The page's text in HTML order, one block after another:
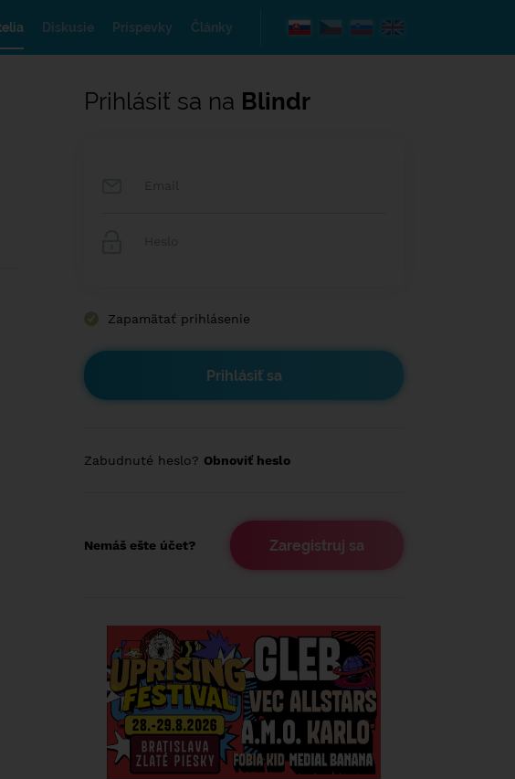
Diskusie Príspevky Články
Prihlásiť sa na Blindr
Zapamätať prihlásenie
Zabudnuté heslo? Obnoviť heslo
Nemáš ešte účet? Zaregistruj sa